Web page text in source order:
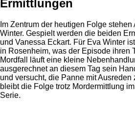
Ermittlungen
Im Zentrum der heutigen Folge
Winter. Gespielt werden die beiden
und Vanessa Eckart. Für Eva Winter
in Rosenheim, was der Episode ihren
Mordfall läuft eine kleine
ausgerechnet an diesem Tag sein
und versucht, die Panne mit
bleibt die Folge trotz Mordermittlung
Serie.